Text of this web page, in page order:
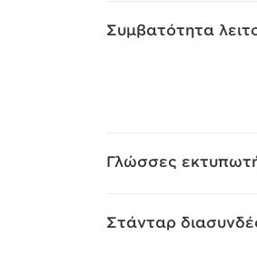
Συμβατότητα
Γλώσσες
Στάνταρ